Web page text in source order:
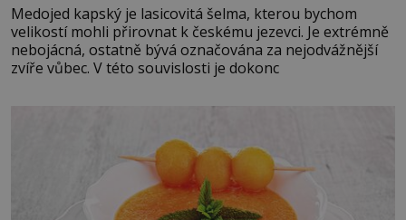
Medojed kapský je lasicovitá šelma, kterou bychom
velikostí mohli přirovnat k českému jezevci. Je extrémně
nebojácná, ostatně bývá označována za nejodvážnější
zvíře vůbec. V této souvislosti je dokonc